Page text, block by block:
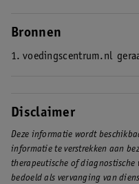
Bronnen
1. voedingscentrum.nl
Disclaimer
Deze informatie wordt
informatie te verstrekken aan
therapeutische of
bedoeld als vervanging van